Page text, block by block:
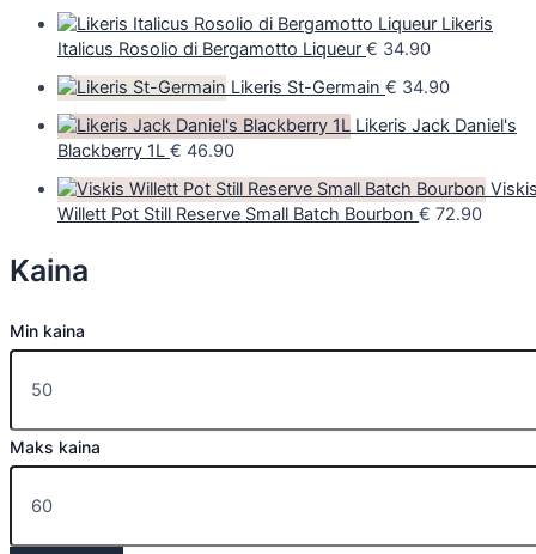
Likeris
Italicus Rosolio di Bergamotto Liqueur € 34.90
Likeris St-Germain € 34.90
Likeris Jack Daniel's
Blackberry 1L € 46.90
Willett Pot Still Reserve Small Batch Bourbon € 72.90
Kaina
Min kaina
Maks kaina